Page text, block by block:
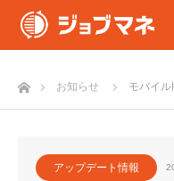
ホームお知らせ モバイ
アップデート情報